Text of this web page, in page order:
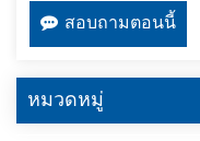
สอบถามตอนนี้
หมวดหมู่